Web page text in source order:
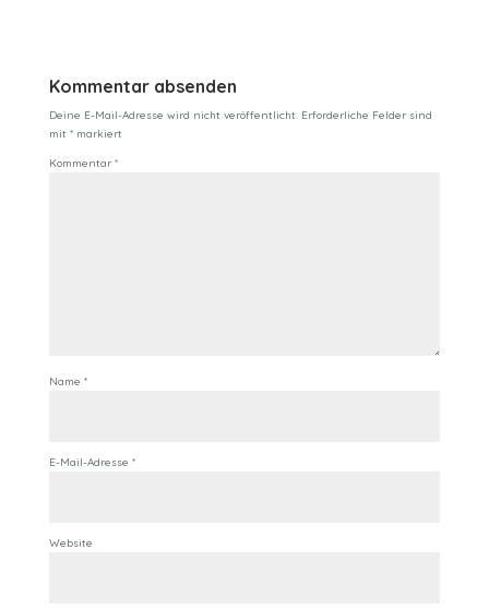
Kommentar absenden
Deine E-Mail-Adresse wird nicht veröffentlicht. Erforderliche Felder sind
mit *markiert
Kommentar *
Name *
E-Mail-Adresse *
Website